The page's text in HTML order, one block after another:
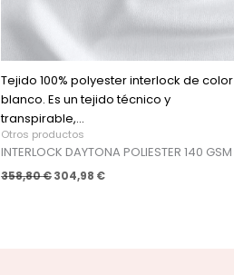
Tejido 100% polyester interlock de color
blanco. Es un tejido técnico y
transpirable,...
Otros productos
INTERLOCK DAYTONA POLIESTER 140 GSM
358,80€304,98 €